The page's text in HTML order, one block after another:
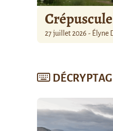
Crépuscule
27 juillet 2026 - Élyne